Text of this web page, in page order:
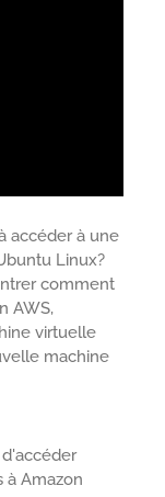
accéder à une
Linux?
comment
AWS,
virtuelle
machine
à Amazon